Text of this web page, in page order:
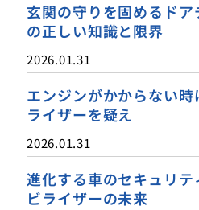
玄関の守りを固めるドア
の正しい知識と限界
2026.01.31
エンジンがかからない時
ライザーを疑え
2026.01.31
進化する車のセキュリテ
ビライザーの未来